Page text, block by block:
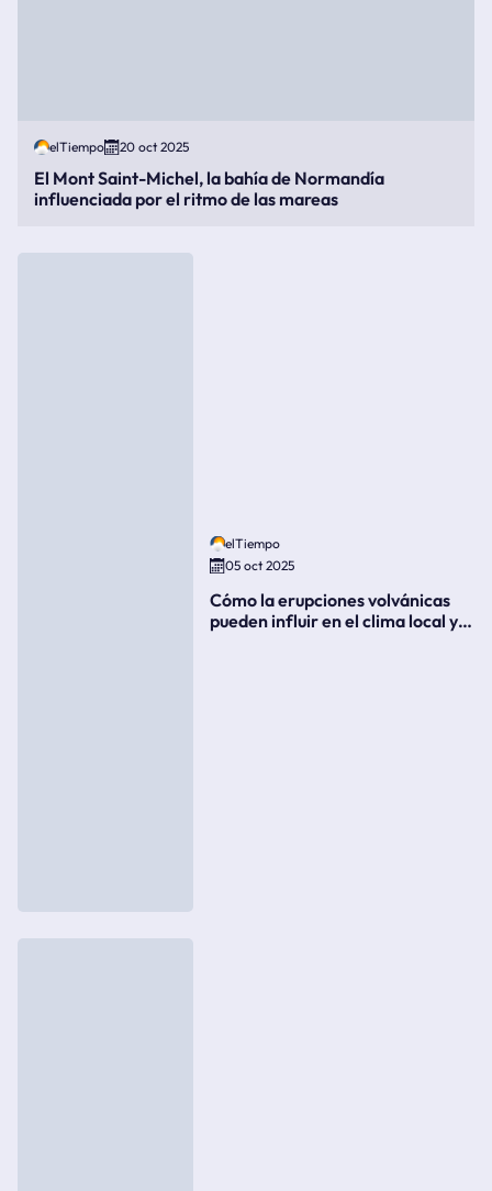
elTiempo 20 oct 2025
El Mont Saint-Michel, la bahía de Normandía
influenciada por el ritmo de las mareas
elTiempo
05 oct 2025
Cómo la erupciones volvánicas
pueden influir en el clima local y